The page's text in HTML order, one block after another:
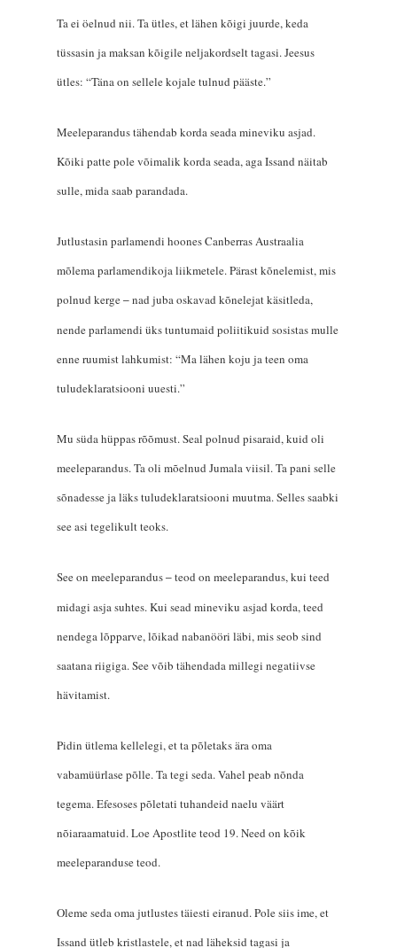
Ta ei öelnud nii. Ta ütles, et lähen kõigi juurde, keda
tüssasin ja maksan kõigile neljakordselt tagasi. Jeesus
ütles: “Täna on sellele kojale tulnud pääste.”
Meeleparandus tähendab korda seada mineviku asjad.
Kõiki patte pole võimalik korda seada, aga Issand näitab
sulle, mida saab parandada.
Jutlustasin parlamendi hoones Canberras Austraalia
mõlema parlamendikoja liikmetele. Pärast kõnelemist, mis
polnud kerge ‒ nad juba oskavad kõnelejat käsitleda,
nende parlamendi üks tuntumaid poliitikuid sosistas mulle
enne ruumist lahkumist: “Ma lähen koju ja teen oma
tuludeklaratsiooni uuesti.”
Mu süda hüppas rõõmust. Seal polnud pisaraid, kuid oli
meeleparandus. Ta oli mõelnud Jumala viisil. Ta pani selle
sõnadesse ja läks tuludeklaratsiooni muutma. Selles saabki
see asi tegelikult teoks.
See on meeleparandus ‒ teod on meeleparandus, kui teed
midagi asja suhtes. Kui sead mineviku asjad korda, teed
nendega lõpparve, lõikad nabanööri läbi, mis seob sind
saatana riigiga. See võib tähendada millegi negatiivse
hävitamist.
Pidin ütlema kellelegi, et ta põletaks ära oma
vabamüürlase põlle. Ta tegi seda. Vahel peab nõnda
tegema. Efesoses põletati tuhandeid naelu väärt
nõiaraamatuid. Loe Apostlite teod 19. Need on kõik
meeleparanduse teod.
Oleme seda oma jutlustes täiesti eiranud. Pole siis ime, et
Issand ütleb kristlastele, et nad läheksid tagasi ja